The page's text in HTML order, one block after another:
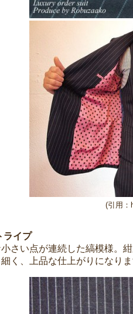
(引用：
イプ
さい点が連続した縞模様。
く、上品な仕上がりになりま